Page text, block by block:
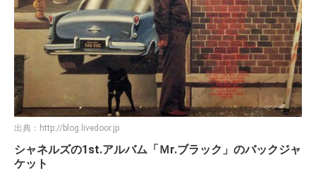
出典： http://blog.livedoor.jp
シャネルズの1st.アルバム「Ｍr.ブラック」のバックジャ
ケット